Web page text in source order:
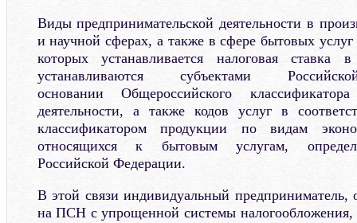
Виды предпринимательской деятельности в
и научной сферах, а также в сфере бытовых
которых устанавливается налоговая ставка
устанавливаются субъектами
основании Общероссийского
деятельности, а также кодов услуг в
классификатором продукции по видам
относящихся к бытовым услугам,
Российской Федерации.
В этой связи индивидуальный предприниматель,
на ПСН с упрощенной системы